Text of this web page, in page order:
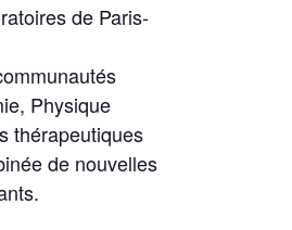
de Paris-
Physique
thérapeutiques
de nouvelles